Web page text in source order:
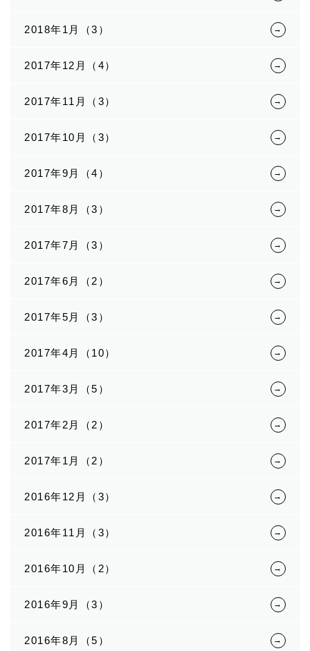
2018年1月（3）
2017年12月（4）
2017年11月（3）
2017年10月（3）
2017年9月（4）
2017年8月（3）
2017年7月（3）
2017年6月（2）
2017年5月（3）
2017年4月（10）
2017年3月（5）
2017年2月（2）
2017年1月（2）
2016年12月（3）
2016年11月（3）
2016年10月（2）
2016年9月（3）
2016年8月（5）